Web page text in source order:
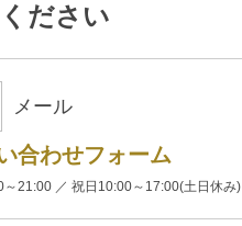
ださい
メール
合わせフォーム
～21:00 ／ 祝日10:00～17:00(土日休み)